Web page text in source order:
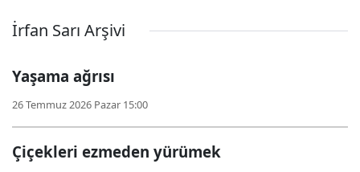
İrfan Sarı Arşivi
Yaşama ağrısı
26 Temmuz 2026 Pazar 15:00
Çiçekleri ezmeden yürümek